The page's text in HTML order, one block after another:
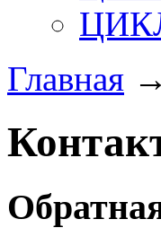
Главная